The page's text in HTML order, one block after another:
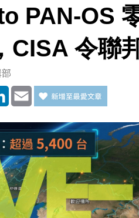
PAN-OS
CISA 令聯
LinkedInEmail